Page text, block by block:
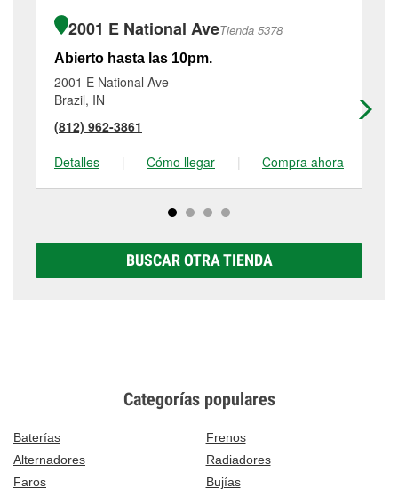
2001 E National AveTienda 5378
Abierto hasta las 10pm.
2001 E National Ave
Brazil, IN
(812) 962-3861
Detalles
| Cómo llegar | Compra ahora
BUSCAR OTRA TIENDA
Categorías populares
Baterías
Frenos
Alternadores
Radiadores
Faros
Bujías